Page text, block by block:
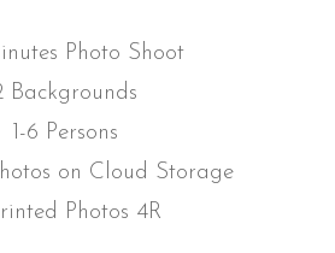
Photo Shoot
Backgrounds
1-6 Persons
on Cloud Storage
Photos 4R